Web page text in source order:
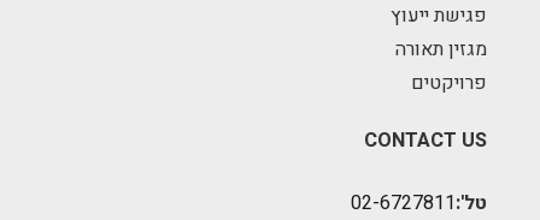
פגישת ייעוץ
מגזין תאורה
פרויקטים
CONTACT US
טל':02-6727811